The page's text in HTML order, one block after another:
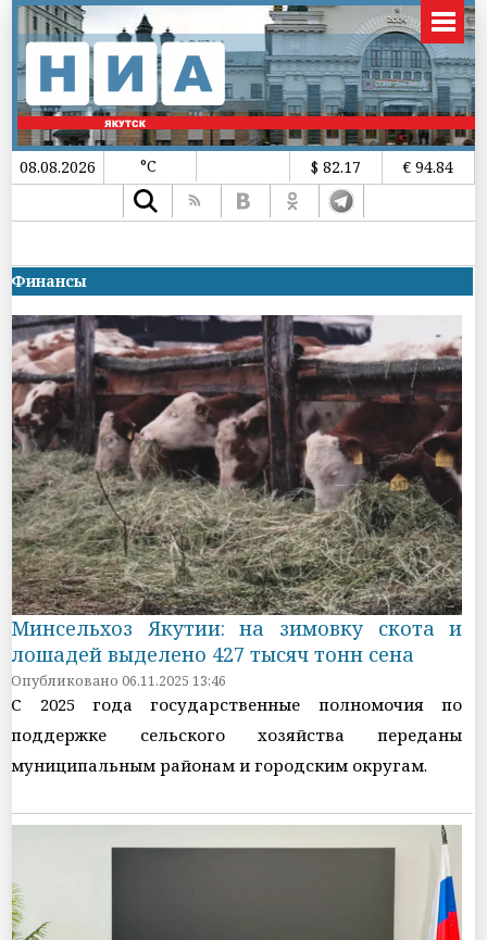
08.08.2026 °C $ 82.17 € 94.84
Финансы
Минсельхоз Якутии: на зимовку скота и
лошадей выделено 427 тысяч тонн сена
Опубликовано 06.11.2025 13:46
С 2025 года государственные полномочия по
поддержке сельского хозяйства переданы
муниципальным районам и городским округам.